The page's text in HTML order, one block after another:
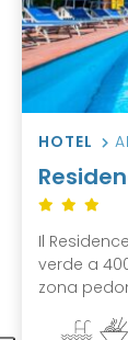
HOTEL
Il
verde a
zona